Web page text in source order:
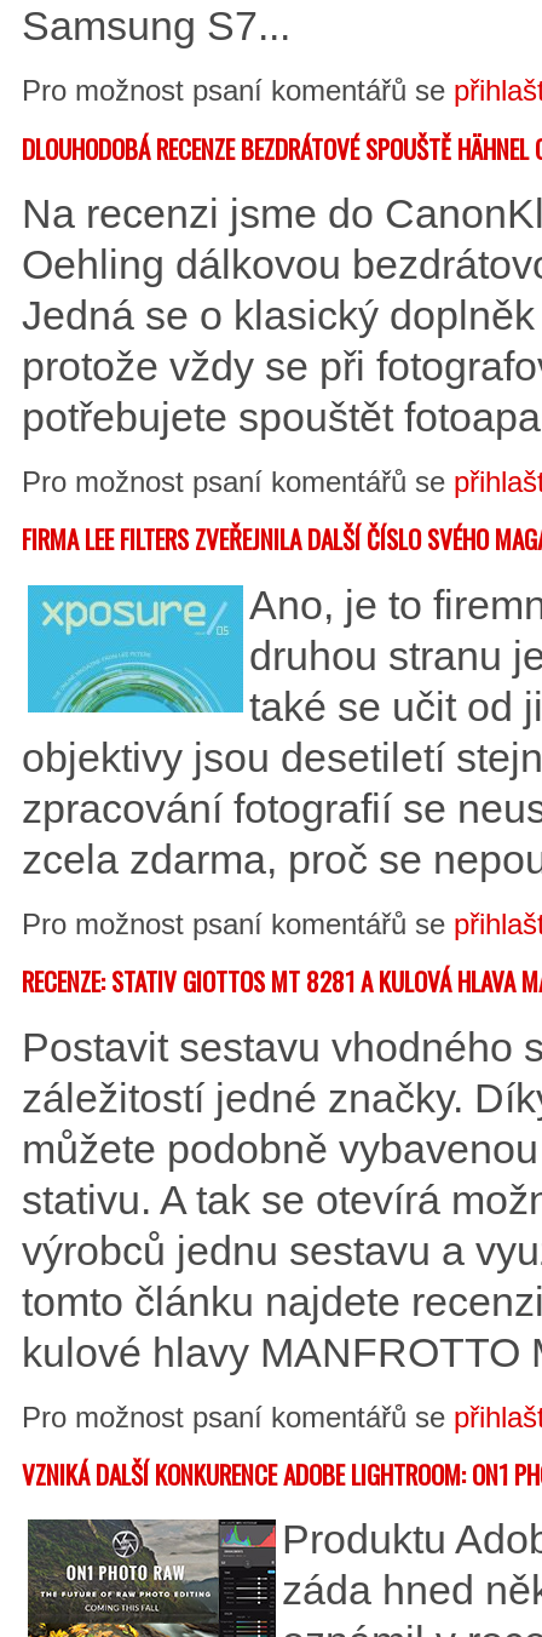
Samsung S7...
Pro možnost psaní komentářů se
DLOUHODOBÁ RECENZE BEZDRÁTOVÉ SPOUŠTĚ
Na recenzi jsme do
Oehling dálkovou
Jedná se o klasický
protože vždy se při
potřebujete spouštět
Pro možnost psaní komentářů se
FIRMA LEE FILTERS ZVEŘEJNILA DALŠÍ ČÍSLO SVÉHO
Ano, je to
druhou stranu
také se učit od
objektivy jsou desetiletí
zpracování fotografií se
zcela zdarma, proč se
Pro možnost psaní komentářů se
RECENZE: STATIV GIOTTOS MT 8281 A KULOVÁ HLAVA
Postavit sestavu vhodného
záležitostí jedné značky.
můžete podobně
stativu. A tak se otevírá
výrobců jednu sestavu a
tomto článku najdete
kulové hlavy MANFROTTO
Pro možnost psaní komentářů se
VZNIKÁ DALŠÍ KONKURENCE ADOBE LIGHTROOM: ON1
Produktu
záda hned